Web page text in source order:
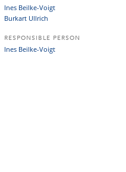
Ines Beilke-Voigt
Burkart Ullrich
RESPONSIBLE PERSON
Ines Beilke-Voigt